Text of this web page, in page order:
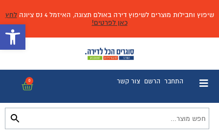
שיפוץ וחבילות מוצרים לשיפוץ דירה באולם תצוגה, האיזמל 4 נס ציונה
לחץ
כאן לפרטים!
התחבר הרשם צור קשר 0